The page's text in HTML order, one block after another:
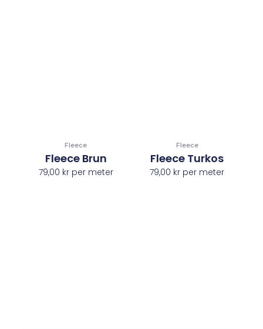
Fleece
Fleece Brun
79,00 krper meter
Fleece
Fleece Turkos
79,00 kr per meter